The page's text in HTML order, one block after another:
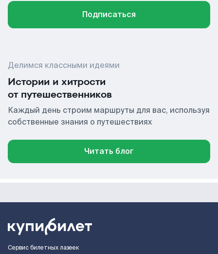
Подписаться
Делимся классными идеями
Истории и хитрости
от путешественников
Каждый день строим маршруты для вас, используя
собственные знания о путешествиях
Читать блог
Сервис билетных лазеек